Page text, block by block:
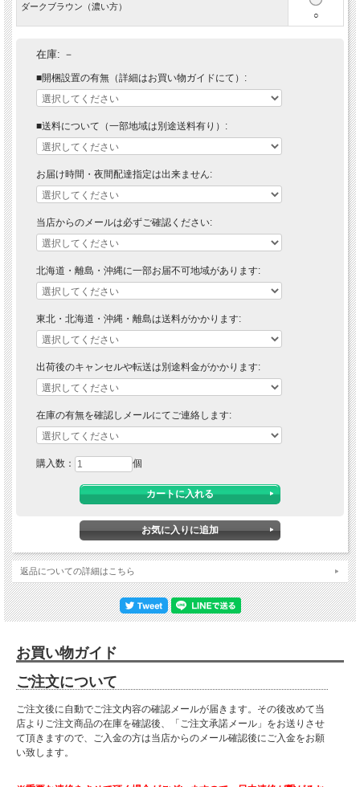
北海道・東北・沖縄・離島の方は送料がかかりますので"■送料について（一部地域
は別途送料有り）"プルダウンメニューから対象地域をお選びください。
※対象地域でお選びいただけなかった場合でも、送料を加算させていただきます。
ご了承ください。
※送料は自動計算ではございませんので、送料をご承諾されましたら、注文承諾メ
自然美溢れる和風のロータイプテレビボードです。
■材質
外寸：幅120×奥行45×高さ34cm（内脚部 6.2cm）
ダークブラウン（濃い方）
■特徴
・完成品
・浮造り仕上げ
・日本製
大型商品に関しお届け前に
事前連絡がある場合がございます。
携帯番号をご登録ください。小型商品は在庫が有り、指定日がない場合は
最短の出荷をさせていただきます。
小型商品は夜間の配達が可能な場合がございます。
備考欄にお書き添えください。
ダークブラウン（濃い方）
○
在庫: －
■開梱設置の有無（詳細はお買い物ガイドにて）:
■送料について（一部地域は別途送料有り）:
お届け時間・夜間配達指定は出来ません:
当店からのメールは必ずご確認ください:
北海道・離島・沖縄に一部お届不可地域があります:
東北・北海道・沖縄・離島は送料がかかります:
出荷後のキャンセルや転送は別途料金がかかります:
在庫の有無を確認しメールにてご連絡します:
購入数： 個
返品についての詳細はこちら
お買い物ガイド
ご注文について
ご注文後に自動でご注文内容の確認メールが届きます。その後改めて当
店よりご注文商品の在庫を確認後、「ご注文承諾メール」をお送りさせ
て頂きますので、ご入金の方は当店からのメール確認後にご入金をお願
い致します。